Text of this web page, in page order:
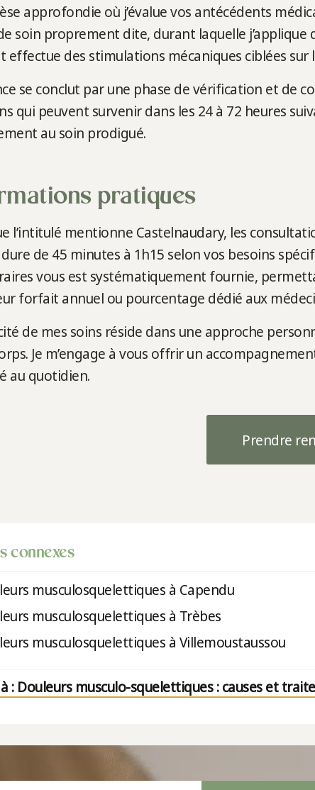
approfondie où j’évalue vos antécédents
soin proprement dite, durant laquelle
effectue des stimulations mécaniques ciblées sur
se conclut par une phase de vérification et de
qui peuvent survenir dans les 24 à 72 heures
au soin prodigué.
pratiques
l’intitulé mentionne Castelnaudary, les
dure de 45 minutes à 1h15 selon vos besoins
vous est systématiquement fournie,
forfait annuel ou pourcentage dédié aux
de mes soins réside dans une approche
Je m’engage à vous offrir un
au quotidien.
Prendre
connexes
musculosquelettiques à Capendu
musculosquelettiques à Trèbes
musculosquelettiques à Villemoustaussou
: Douleurs musculo-squelettiques : causes et